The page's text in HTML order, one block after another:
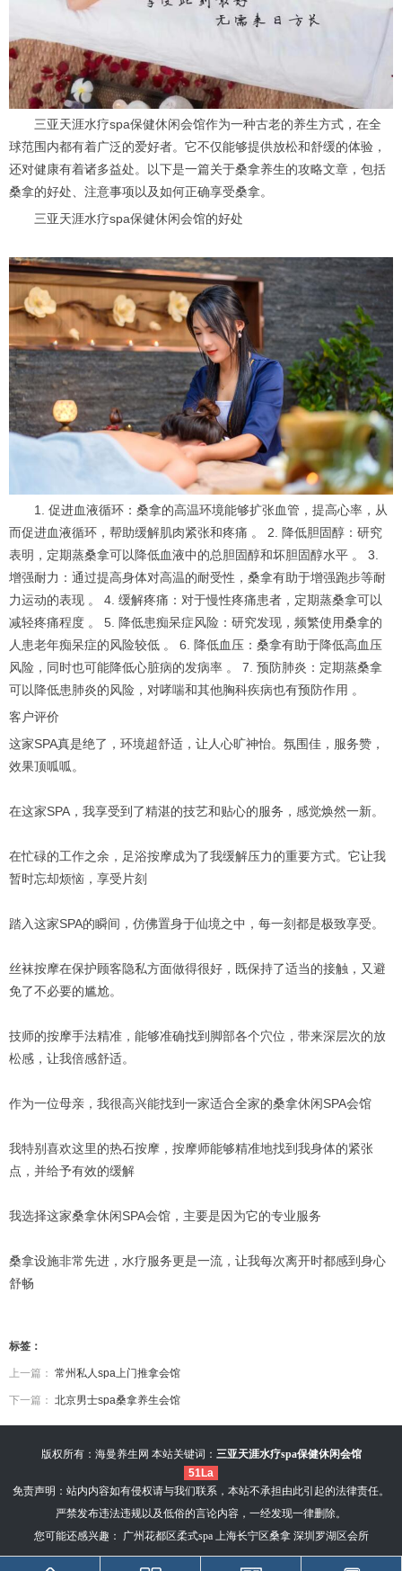
三亚天涯水疗spa保健休闲会馆作为一种古老的养生方式，在全
球范围内都有着广泛的爱好者。它不仅能够提供放松和舒缓的体验，
还对健康有着诸多益处。以下是一篇关于桑拿养生的攻略文章，包括
桑拿的好处、注意事项以及如何正确享受桑拿。
三亚天涯水疗spa保健休闲会馆的好处
1. 促进血液循环：桑拿的高温环境能够扩张血管，提高心率，从
而促进血液循环，帮助缓解肌肉紧张和疼痛 。 2. 降低胆固醇：研究
表明，定期蒸桑拿可以降低血液中的总胆固醇和坏胆固醇水平 。 3.
增强耐力：通过提高身体对高温的耐受性，桑拿有助于增强跑步等耐
力运动的表现 。 4. 缓解疼痛：对于慢性疼痛患者，定期蒸桑拿可以
减轻疼痛程度 。 5. 降低患痴呆症风险：研究发现，频繁使用桑拿的
人患老年痴呆症的风险较低 。 6. 降低血压：桑拿有助于降低高血压
风险，同时也可能降低心脏病的发病率 。 7. 预防肺炎：定期蒸桑拿
可以降低患肺炎的风险，对哮喘和其他胸科疾病也有预防作用 。
客户评价
这家SPA真是绝了，环境超舒适，让人心旷神怡。氛围佳，服务赞，
效果顶呱呱。
在这家SPA，我享受到了精湛的技艺和贴心的服务，感觉焕然一新。
在忙碌的工作之余，足浴按摩成为了我缓解压力的重要方式。它让我
暂时忘却烦恼，享受片刻
踏入这家SPA的瞬间，仿佛置身于仙境之中，每一刻都是极致享受。
丝袜按摩在保护顾客隐私方面做得很好，既保持了适当的接触，又避
免了不必要的尴尬。
技师的按摩手法精准，能够准确找到脚部各个穴位，带来深层次的放
松感，让我倍感舒适。
作为一位母亲，我很高兴能找到一家适合全家的桑拿休闲SPA会馆
我特别喜欢这里的热石按摩，按摩师能够精准地找到我身体的紧张
点，并给予有效的缓解
我选择这家桑拿休闲SPA会馆，主要是因为它的专业服务
桑拿设施非常先进，水疗服务更是一流，让我每次离开时都感到身心
舒畅
标签：
上一篇： 常州私人spa上门推拿会馆
下一篇： 北京男士spa桑拿养生会馆
版权所有：海曼养生网 本站关键词： 三亚天涯水疗spa保健休闲会馆
51La
免责声明：站内内容如有侵权请与我们联系，本站不承担由此引起的法律责任。
严禁发布违法违规以及低俗的言论内容，一经发现一律删除。
您可能还感兴趣：
广州花都区柔式spa 上海长宁区桑拿 深圳罗湖区会所